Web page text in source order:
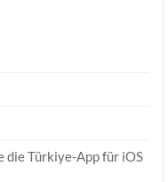
die Türkiye-App für iOS